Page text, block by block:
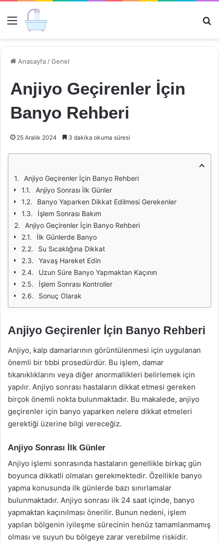
Menü
Anasayfa /Genel
Anjiyo Geçirenler İçin
Banyo Rehberi
25 Aralık 2024 3 dakika okuma süresi
Anjiyo Geçirenler İçin Banyo Rehberi
Anjiyo Sonrası İlk Günler
Banyo Yaparken Dikkat Edilmesi Gerekenler
İşlem Sonrası Bakım
Anjiyo Geçirenler İçin Banyo Rehberi
İlk Günlerde Banyo
Su Sıcaklığına Dikkat
Yavaş Hareket Edin
Uzun Süre Banyo Yapmaktan Kaçının
İşlem Sonrası Kontroller
Sonuç Olarak
Anjiyo Geçirenler İçin Banyo Rehberi
Anjiyo, kalp damarlarının görüntülenmesi için uygulanan
önemli bir tıbbi prosedürdür. Bu işlem, damar
tıkanıklıklarını veya diğer anormallikleri belirlemek için
yapılır. Anjiyo sonrası hastaların dikkat etmesi gereken
birçok önemli nokta bulunmaktadır. Bu makalede, anjiyo
geçirenler için banyo yaparken nelere dikkat etmeleri
gerektiği üzerine bilgi vereceğiz.
Anjiyo Sonrası İlk Günler
Anjiyo işlemi sonrasında hastaların genellikle birkaç gün
boyunca dikkatli olmaları gerekmektedir. Özellikle banyo
yapma konusunda ilk günlerde bazı sınırlamalar
bulunmaktadır. Anjiyo sonrası ilk 24 saat içinde, banyo
yapmaktan kaçınılması önerilir. Bunun nedeni, işlem
yapılan bölgenin iyileşme sürecinin henüz tamamlanmamış
olması ve suyun bu bölgeye zarar verebilme riskidir.